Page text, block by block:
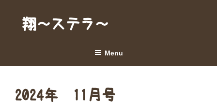
content翔～ステラ～
Menu
2024年 11月号